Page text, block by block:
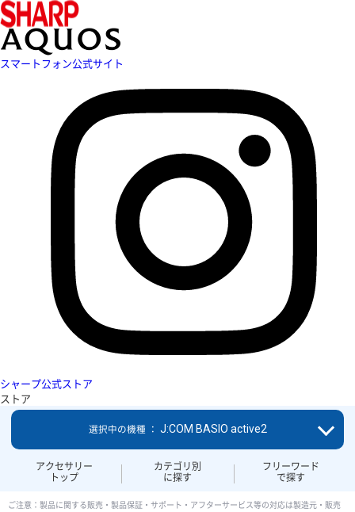
スマートフォン公式サイト
シャープ公式ストア
ストア
アクセサリー
トップ
カテゴリ別
に探す
フリーワード
で探す
選択中の機種 ： J:COM BASIO active2
ご注意：製品に関する販売・製品保証・サポート・アフターサービス等の対応は製造元・販売